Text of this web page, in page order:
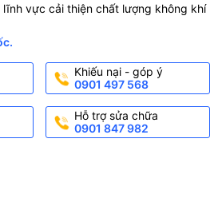
vực cải thiện chất lượng không khí
Khiếu nại - góp ý
0901 497 568
Hỗ trợ sửa chữa
0901 847 982